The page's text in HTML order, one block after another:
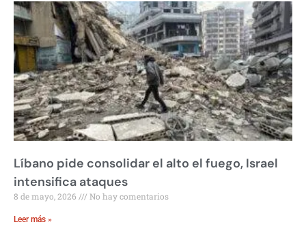
Líbano pide consolidar el alto el fuego, Israel
intensifica ataques
8 de mayo, 2026 No hay comentarios
Leer más »